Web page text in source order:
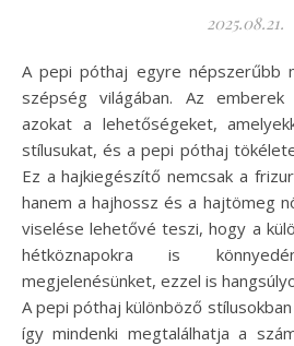
2025.08.21.
A pepi póthaj egyre népszerűbb megoldás a divat és a
szépség világában. Az
azokat a lehetőségeket,
stílusukat, és a pepi póthaj
Ez a hajkiegészítő nemcsak a
hanem a hajhossz és a hajtömeg
viselése lehetővé teszi, hogy a
hétköznapokra is
megjelenésünket, ezzel is
A pepi póthaj különböző
így mindenki megtalálhatja a